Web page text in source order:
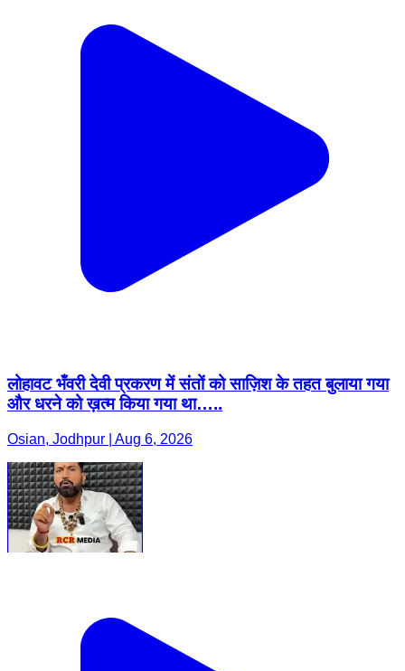
लोहावट भँवरी देवी प्रकरण में संतों को साज़िश के तहत बुलाया गया
और धरने को ख़त्म किया गया था…..
Osian, Jodhpur | Aug 6, 2026